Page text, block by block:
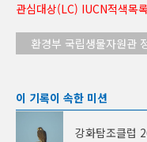
관심대상(LC) IUCN적색목
환경부 국립생물자원관
이 기록이 속한 미션
강화탐조클럽